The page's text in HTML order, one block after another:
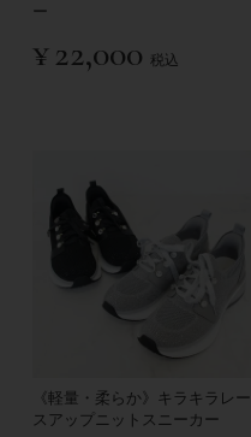
ー
¥22,000 税込
《軽量・柔らか》キラキラレー
スアップニットスニーカー